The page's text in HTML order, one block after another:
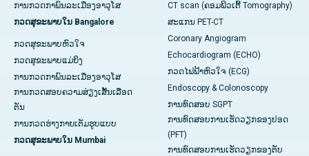
ການກວດກາພົນລະເມືອງອາວຸໂສ
ກວດສຸຂະພາບໃນ Bangalore
ກວດສຸຂະພາບຫົວໃຈ
ກວດສຸຂະພາບແມ່ຍິງ
ການກວດກາພົນລະເມືອງອາວຸໂສ
ການກວດສອບຄວາມສ່ຽງເສັ້ນເລືອດ
ຕັນ
ການກວດຮ່າງກາຍເຕັມຮູບແບບ
ກວດສຸຂະພາບໃນ Mumbai
CT scan (ຄອມພິວເຕີ້ Tomography)
ສະແກນ PET-CT
Coronary Angiogram
Echocardiogram (ECHO)
ກວດໄຟຟ້າຫົວໃຈ (ECG)
Endoscopy & Colonoscopy
ການທົດສອບ SGPT
ການທົດສອບການເຮັດວຽກຂອງປອດ
(PFT)
ການທົດສອບການເຮັດວຽກຂອງຕັບ